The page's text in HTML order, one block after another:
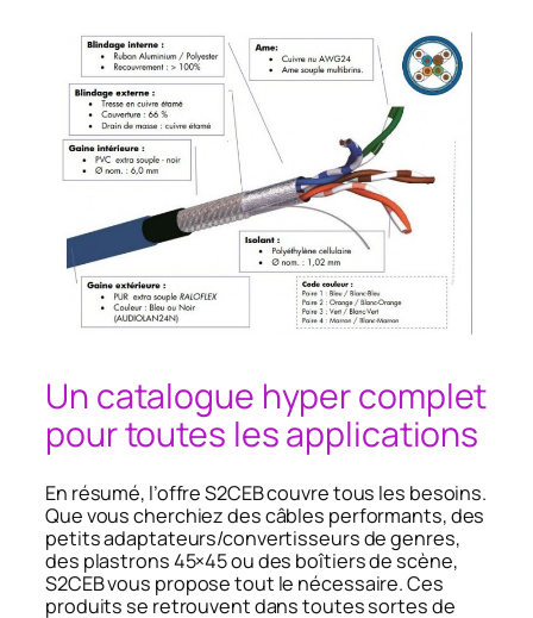
Un catalogue hyper complet
pour toutes les applications
En résumé, l’offre S2CEB couvre tous les besoins.
Que vous cherchiez des câbles performants, des
petits adaptateurs/convertisseurs de genres,
des plastrons 45×45 ou des boîtiers de scène,
S2CEB vous propose tout le nécessaire. Ces
produits se retrouvent dans toutes sortes de